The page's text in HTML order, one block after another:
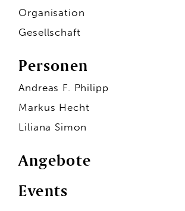
Organisation
Gesellschaft
Personen
Andreas F. Philipp
Markus Hecht
Liliana Simon
Angebote
Events